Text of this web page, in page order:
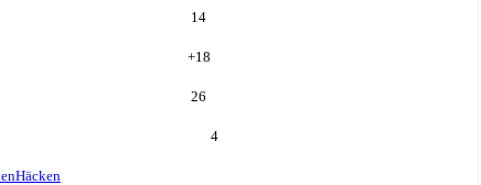
14
+18
26
4
Häcken